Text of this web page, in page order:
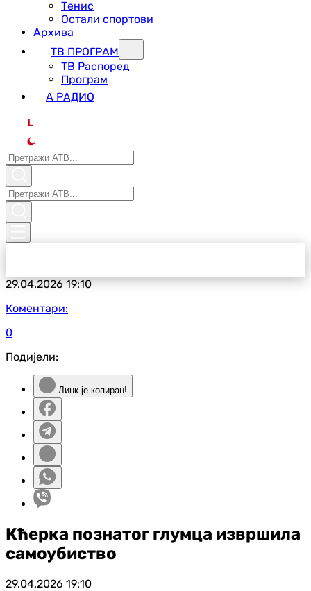
Тенис
Остали спортови
Архива
ТВ ПРОГРАМ
ТВ Распоред
Програм
А РАДИО
L
29.04.202619:10
Коментари:
0
Подијели:
Линк је копиран!
Кћерка познатог глумца извршила
самоубиство
29.04.2026 19:10